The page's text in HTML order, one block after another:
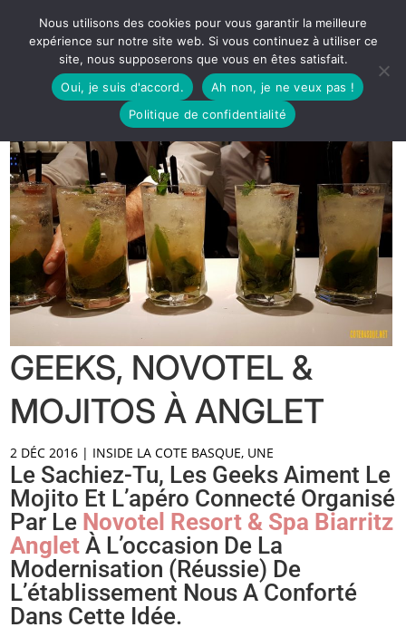
GEEKS, NOVOTEL &
MOJITOS À ANGLET
2 DÉC 2016 | INSIDE LA COTE BASQUE, UNE
Le Sachiez-Tu, Les Geeks Aiment Le
Mojito Et L’apéro Connecté Organisé
Par Le Novotel Resort & Spa Biarritz
Anglet À L’occasion De La
Modernisation (réussie) De
L’établissement Nous A Conforté
Dans Cette Idée.
Nous utilisons des cookies pour vous garantir la meilleure
expérience sur notre site web. Si vous continuez à utiliser ce
site, nous supposerons que vous en êtes satisfait.
Oui, je suis d'accord.
Ah non, je ne veux pas !
Politique de confidentialité